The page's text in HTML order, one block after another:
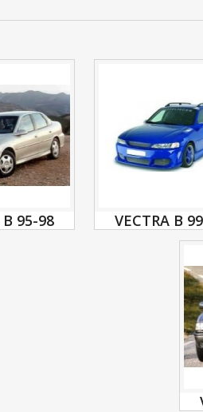
B 95-98 VECTRA B